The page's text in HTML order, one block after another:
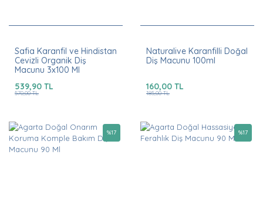
Safia Karanfil ve Hindistan
Cevizli Organik Diş
Macunu 3x100 Ml
539,90 TL
570,00 TL
Naturalive Karanfilli Doğal
Diş Macunu 100ml
160,00 TL
185,00 TL
%17 %17